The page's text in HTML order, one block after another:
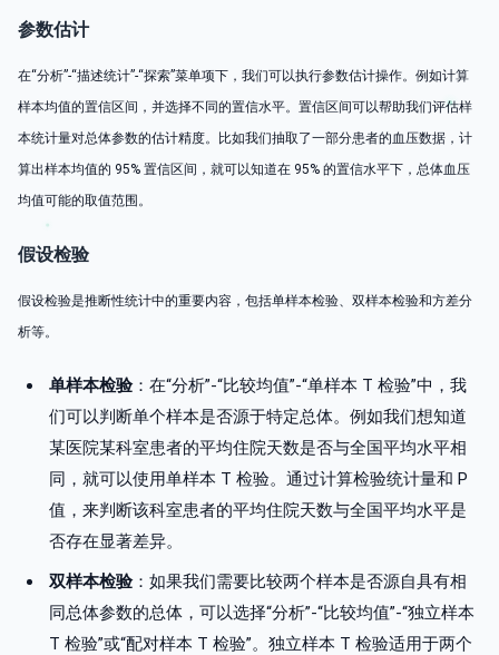
参数估计
在“分析”-“描述统计”-“探索”菜单项下，我们可以执行参数估计操作。例如计算
样本均值的置信区间，并选择不同的置信水平。置信区间可以帮助我们评估样
本统计量对总体参数的估计精度。比如我们抽取了一部分患者的血压数据，计
算出样本均值的 95% 置信区间，就可以知道在 95% 的置信水平下，总体血压
均值可能的取值范围。
假设检验
假设检验是推断性统计中的重要内容，包括单样本检验、双样本检验和方差分
析等。
单样本检验：在“分析”-“比较均值”-“单样本 T 检验”中，我
们可以判断单个样本是否源于特定总体。例如我们想知道
某医院某科室患者的平均住院天数是否与全国平均水平相
同，就可以使用单样本 T 检验。通过计算检验统计量和 P
值，来判断该科室患者的平均住院天数与全国平均水平是
否存在显著差异。
双样本检验：如果我们需要比较两个样本是否源自具有相
同总体参数的总体，可以选择“分析”-“比较均值”-“独立样本
T 检验”或“配对样本 T 检验”。独立样本 T 检验适用于两个